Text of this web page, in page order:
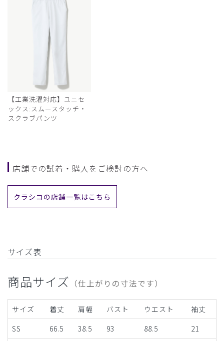
【工業洗濯対応】ユニセ
ックス:スムースタッチ・
スクラブパンツ
店舗での試着・購入をご検討の方へ
クラシコの店舗一覧はこちら
サイズ表
商品サイズ （仕上がりの寸法です）
サイズ 着丈 肩幅 バスト ウエスト
袖丈
SS
66.5 38.5 93 88.5
21